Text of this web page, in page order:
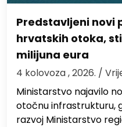
Predstavljeni novi
hrvatskih otoka,
milijuna eura
4 kolovoza , 2026. /
Ministarstvo najavilo
otočnu infrastrukturu,
razvoj Ministarstvo